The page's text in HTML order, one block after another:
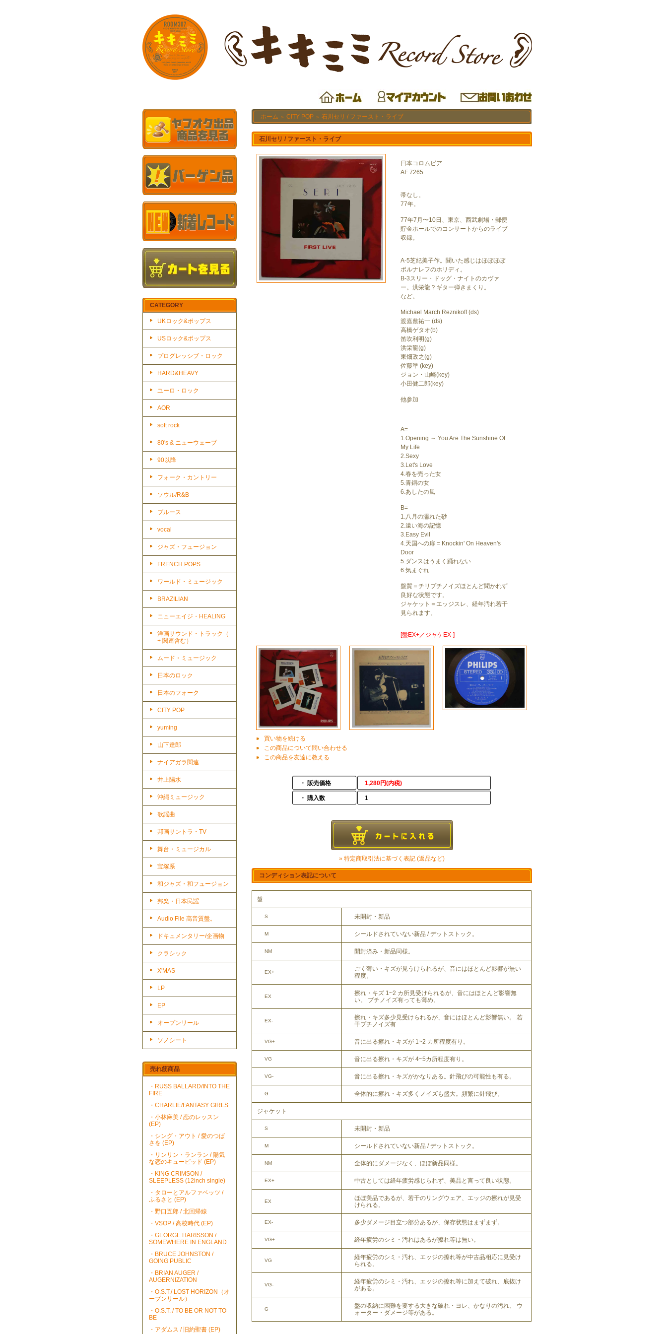
CATEGORY
UKロック&ポップス
USロック&ポップス
プログレッシブ・ロック
HARD&HEAVY
ユーロ・ロック
AOR
soft rock
80's & ニューウェーブ
90以降
フォーク・カントリー
ソウル/R&B
ブルース
vocal
ジャズ・フュージョン
FRENCH POPS
ワールド・ミュージック
BRAZILIAN
ニューエイジ・HEALING
洋画サウンド・トラック（
+ 関連含む）
ムード・ミュージック
日本のロック
日本のフォーク
CITY POP
yuming
山下達郎
ナイアガラ関連
井上陽水
沖縄ミュージック
歌謡曲
邦画サントラ・TV
舞台・ミュージカル
宝塚系
和ジャズ・和フュージョン
邦楽・日本民謡
Audio File 高音質盤。
ドキュメンタリー/企画物
クラシック
X'MAS
LP
EP
オープンリール
ソノシート
売れ筋商品
・RUSS BALLARD/INTO THE
FIRE
・CHARLIE/FANTASY GIRLS
・小林麻美 / 恋のレッスン
(EP)
・シング・アウト / 愛のつば
さを (EP)
・リンリン・ランラン / 陽気
な恋のキューピッド (EP)
・KING CRIMSON /
SLEEPLESS (12inch single)
・タローとアルファベッツ /
ふるさと (EP)
・野口五郎 / 北回帰線
・VSOP / 高校時代 (EP)
・GEORGE HARISSON /
SOMEWHERE IN ENGLAND
・BRUCE JOHNSTON /
GOING PUBLIC
・BRIAN AUGER /
AUGERNIZATION
・O.S.T./ LOST HORIZON（オ
ープンリール）
・O.S.T. / TO BE OR NOT TO
BE
・アダムス / 旧約聖書 (EP)
ホーム ＞ CITY POP ＞ 石川セリ / ファースト・ライブ
石川セリ / ファースト・ライブ
日本コロムビア
AF 7265
帯なし。
77年。
77年7月〜10日、東京、西武劇場・郵便
貯金ホールでのコンサートからのライブ
収録。
A-5芝紀美子作。聞いた感じはほぼほぼ
ポルナレフのホリディ。
B-3スリー・ドッグ・ナイトのカヴァ
ー。洪栄龍？ギター弾きまくり。
など。
Michael March Reznikoff (ds)
渡嘉敷祐一 (ds)
高橋ゲタオ(b)
笛吹利明(g)
洪栄龍(g)
東畑政之(g)
佐藤準 (key)
ジョン・山崎(key)
小田健二郎(key)
他参加
A=
1.Opening ～ You Are The Sunshine Of
My Life
2.Sexy
3.Let's Love
4.春を売った女
5.青銅の女
6.あしたの風
B=
1.八月の濡れた砂
2.遠い海の記憶
3.Easy Evil
4.天国への扉 = Knockin' On Heaven's
Door
5.ダンスはうまく踊れない
6.気まぐれ
盤質＝チリプチノイズほとんど聞かれず
良好な状態です。
ジャケット＝エッジスレ、経年汚れ若干
見られます。
[盤EX+／ジャケEX-]
買い物を続ける
この商品について問い合わせる
この商品を友達に教える
・ 販売価格 1,280円(内税)
・ 購入数 1
» 特定商取引法に基づく表記 (返品など)
コンディション表記について
盤
S 未開封・新品
M シールドされていない新品 / デットストック。
NM 開封済み・新品同様。
EX+
ごく薄い・キズが見うけられるが、音にはほとんど影響が無い
程度。
EX
擦れ・キズ 1~2 カ所見受けられるが、音にはほとんど影響無
い。 プチノイズ有っても薄め。
EX-
擦れ・キズ多少見受けられるが、音にはほとんど影響無い。 若
干プチノイズ有
VG+ 音に出る擦れ・キズが 1~2 カ所程度有り。
VG 音に出る擦れ・キズが 4~5カ所程度有り。
VG- 音に出る擦れ・キズがかなりある。針飛びの可能性も有る。
G 全体的に擦れ・キズ多くノイズも盛大。頻繁に針飛び。
ジャケット
S 未開封・新品
M シールドされていない新品 / デットストック。
NM 全体的にダメージなく、ほぼ新品同様。
EX+ 中古としては経年疲労感じられず、美品と言って良い状態。
EX
ほぼ美品であるが、若干のリングウェア、エッジの擦れが見受
けられる。
EX- 多少ダメージ目立つ部分あるが、保存状態はまずまず。
VG+ 経年疲労のシミ・汚れはあるが擦れ等は無い。
VG
経年疲労のシミ・汚れ、エッジの擦れ等が中古品相応に見受け
られる。
VG-
経年疲労のシミ・汚れ、エッジの擦れ等に加えて破れ、底抜け
がある。
G
盤の収納に困難を要する大きな破れ・ヨレ、かなりの汚れ、 ウ
ォーター・ダメージ等がある。